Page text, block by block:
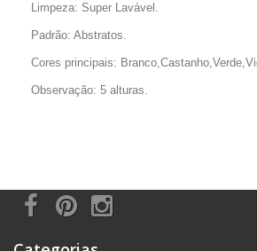
Limpeza: Super Lavável.
Padrão: Abstratos.
Cores principais:
Observação: 5 alturas.